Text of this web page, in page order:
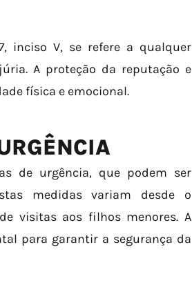
inciso V, se refere a qualquer
A proteção da reputação e
física e emocional.
de urgência, que podem ser
medidas variam desde o
visitas aos filhos menores. A
para garantir a segurança da